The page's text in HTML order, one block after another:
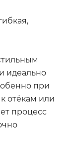
идеально
при
отёкам или
процесс